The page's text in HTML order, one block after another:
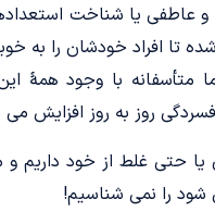
یا شناخت
تا افراد خودشان را به
متأسفانه با وجود همۀ
روز­ به­ روز افزایش می­
حتی غلط از خود داریم
شود را نمی ­شناسیم!